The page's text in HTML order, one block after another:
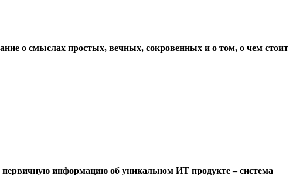
о смыслах простых, вечных, сокровенных и о том, о чем стоит
информацию об уникальном ИТ продукте – система